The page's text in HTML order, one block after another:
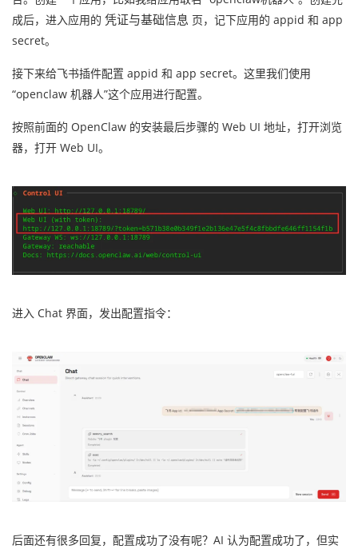
成后，进入应用的 凭证与基础信息 页，记下应用的 appid 和 app
secret。
接下来给飞书插件配置 appid 和 app secret。这里我们使用
“openclaw 机器人”这个应用进行配置。
按照前面的 OpenClaw 的安装最后步骤的 Web UI 地址，打开浏览
器，打开 Web UI。
进入 Chat 界面，发出配置指令：
后面还有很多回复，配置成功了没有呢？AI 认为配置成功了，但实